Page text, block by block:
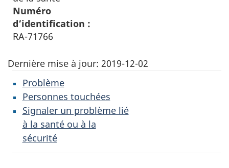
Numéro
d’identification :
RA-71766
Dernière mise à jour: 2019-12-02
Problème
Personnes touchées
Signaler un problème lié
à la santé ou à la
sécurité